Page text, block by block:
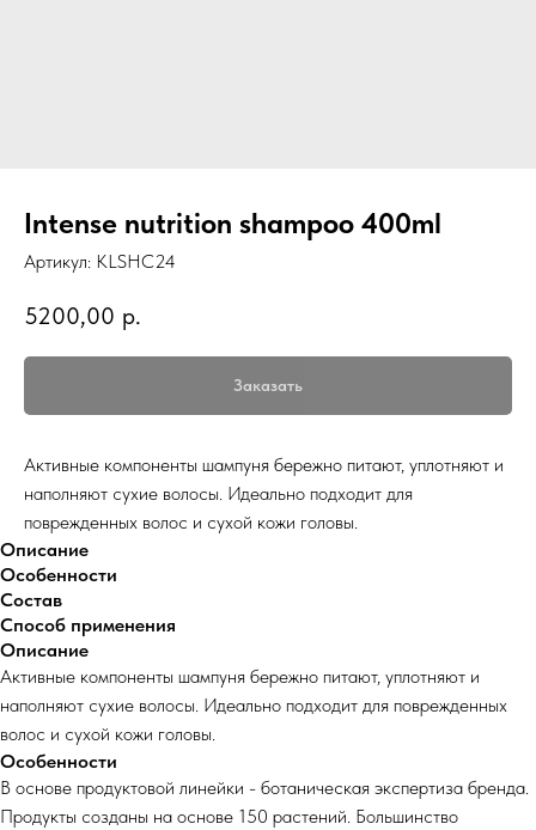
Intense nutrition shampoo 400ml
Артикул: KLSHC24
5200,00 р.
Заказать
Активные компоненты шампуня бережно питают, уплотняют и
наполняют сухие волосы. Идеально подходит для
поврежденных волос и сухой кожи головы.
Описание
Особенности
Состав
Способ применения
Описание
Активные компоненты шампуня бережно питают, уплотняют и
наполняют сухие волосы. Идеально подходит для поврежденных
волос и сухой кожи головы.
Особенности
В основе продуктовой линейки - ботаническая экспертиза бренда.
Продукты созданы на основе 150 растений. Большинство